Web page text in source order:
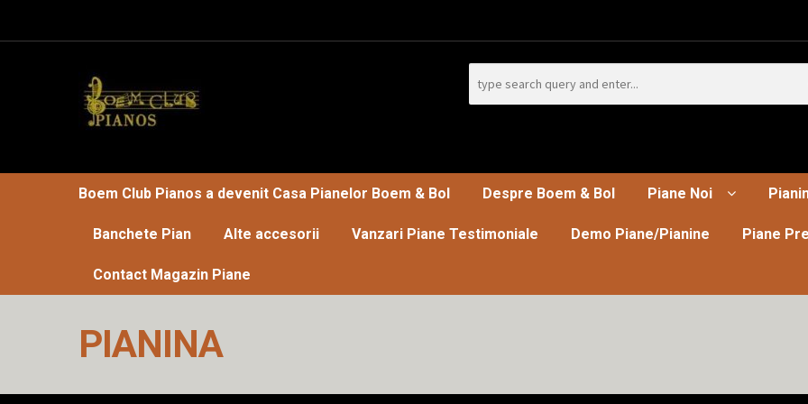
for:
Boem Club Pianos a devenit Casa Pianelor Boem & Bol Despre Boem & Bol Piane Noi
Banchete Pian Alte accesorii Vanzari Piane Testimoniale Demo Piane/Pianine Piane
Contact Magazin Piane
PIANINA